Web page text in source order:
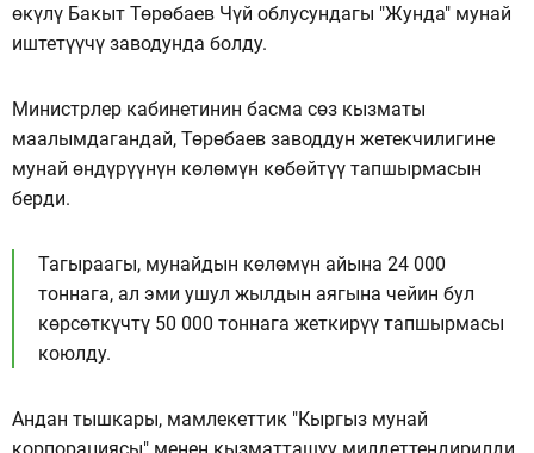
өкүлү Бакыт Төрөбаев Чүй облусундагы "Жунда" мунай
иштетүүчү заводунда болду.
Министрлер кабинетинин басма сөз кызматы
маалымдагандай, Төрөбаев заводдун жетекчилигине
мунай өндүрүүнүн көлөмүн көбөйтүү тапшырмасын
берди.
Тагыраагы, мунайдын көлөмүн айына 24 000
тоннага, ал эми ушул жылдын аягына чейин бул
көрсөткүчтү 50 000 тоннага жеткирүү тапшырмасы
коюлду.
Андан тышкары, мамлекеттик "Кыргыз мунай